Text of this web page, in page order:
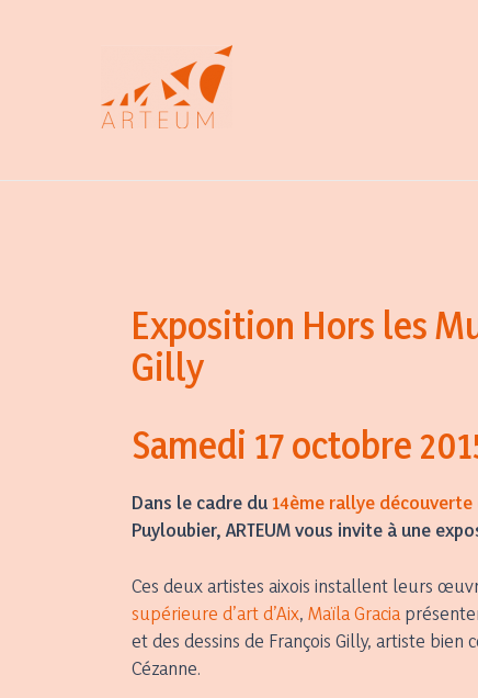
Exposition Hors les
Gilly
Samedi 17 octobre
Dans le cadre du14ème rallye
Puyloubier, ARTEUM vous invite à une
Ces deux artistes aixois installent leurs
supérieure d’art d’Aix, Maïla Gracia
et des dessins de François Gilly, artiste
Cézanne.